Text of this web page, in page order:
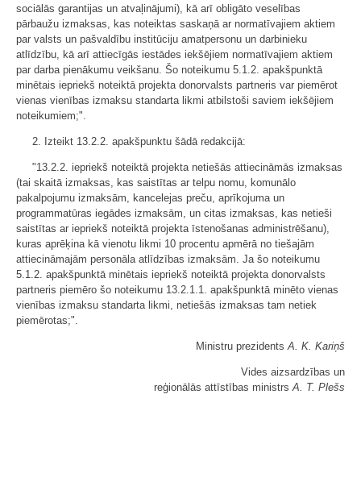
sociālās garantijas un atvaļinājumi), kā arī obligāto veselības
pārbaužu izmaksas, kas noteiktas saskaņā ar normatīvajiem aktiem
par valsts un pašvaldību institūciju amatpersonu un darbinieku
atlīdzību, kā arī attiecīgās iestādes iekšējiem normatīvajiem aktiem
par darba pienākumu veikšanu. Šo noteikumu 5.1.2. apakšpunktā
minētais iepriekš noteiktā projekta donorvalsts partneris var piemērot
vienas vienības izmaksu standarta likmi atbilstoši saviem iekšējiem
noteikumiem;".
2. Izteikt 13.2.2. apakšpunktu šādā redakcijā:
"13.2.2. iepriekš noteiktā projekta netiešās attiecināmās izmaksas
(tai skaitā izmaksas, kas saistītas ar telpu nomu, komunālo
pakalpojumu izmaksām, kancelejas preču, aprīkojuma un
programmatūras iegādes izmaksām, un citas izmaksas, kas netieši
saistītas ar iepriekš noteiktā projekta īstenošanas administrēšanu),
kuras aprēķina kā vienotu likmi 10 procentu apmērā no tiešajām
attiecināmajām personāla atlīdzības izmaksām. Ja šo noteikumu
5.1.2. apakšpunktā minētais iepriekš noteiktā projekta donorvalsts
partneris piemēro šo noteikumu 13.2.1.1. apakšpunktā minēto vienas
vienības izmaksu standarta likmi, netiešās izmaksas tam netiek
piemērotas;".
Ministru prezidentsA. K. Kariņš
Vides aizsardzības un
reģionālās attīstības ministrsA. T. Plešs